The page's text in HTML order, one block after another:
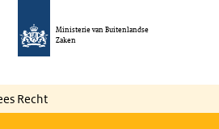
Ministerie van Buitenlandse
Zaken
Recht